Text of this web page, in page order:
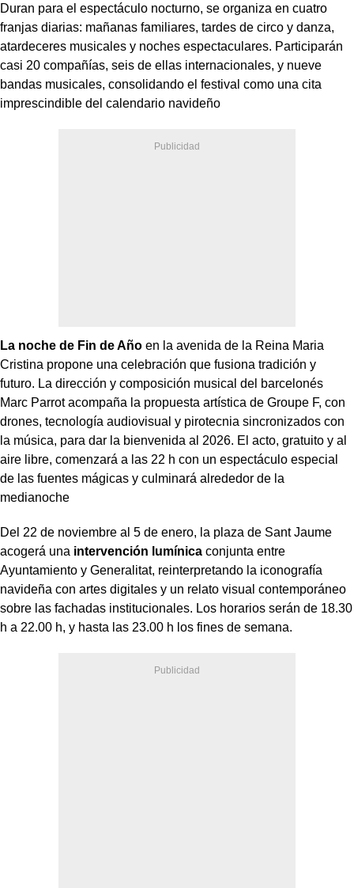
Duran para el espectáculo nocturno, se organiza en cuatro
franjas diarias: mañanas familiares, tardes de circo y danza,
atardeceres musicales y noches espectaculares. Participarán
casi 20 compañías, seis de ellas internacionales, y nueve
bandas musicales, consolidando el festival como una cita
imprescindible del calendario navideño
La noche de Fin de Año en la avenida de la Reina Maria
Cristina propone una celebración que fusiona tradición y
futuro. La dirección y composición musical del barcelonés
Marc Parrot acompaña la propuesta artística de Groupe F, con
drones, tecnología audiovisual y pirotecnia sincronizados con
la música, para dar la bienvenida al 2026. El acto, gratuito y al
aire libre, comenzará a las 22 h con un espectáculo especial
de las fuentes mágicas y culminará alrededor de la
medianoche
Del 22 de noviembre al 5 de enero, la plaza de Sant Jaume
acogerá una intervención lumínica conjunta entre
Ayuntamiento y Generalitat, reinterpretando la iconografía
navideña con artes digitales y un relato visual contemporáneo
sobre las fachadas institucionales. Los horarios serán de 18.30
h a 22.00 h, y hasta las 23.00 h los fines de semana.